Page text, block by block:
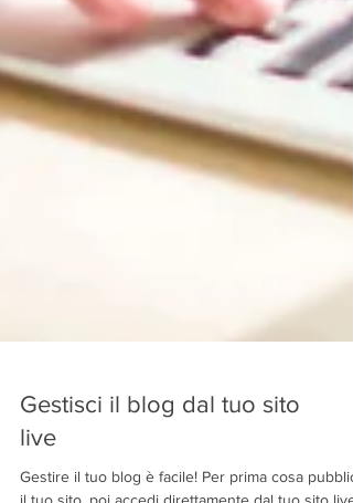
Gestisci il blog dal tuo sito
live